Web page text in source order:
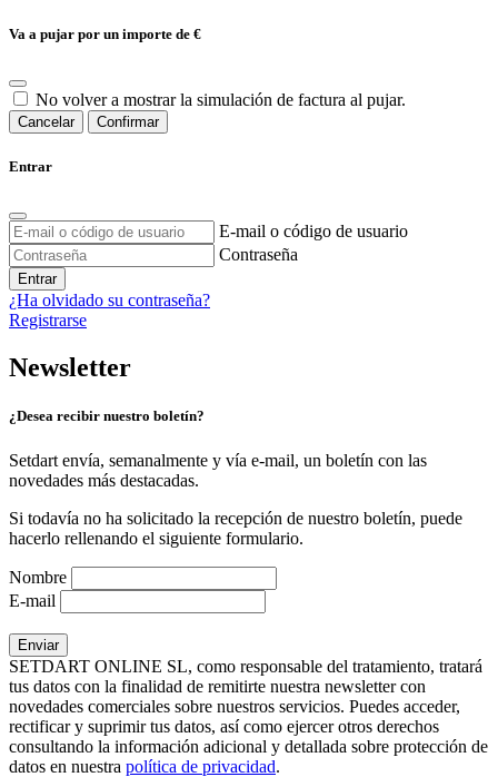
Va a pujar por un importe de €
No volver a mostrar la simulación de factura al pujar.
Cancelar Confirmar
Entrar
E-mail o código de usuario
Contraseña
Entrar
¿Ha olvidado su contraseña?
Registrarse
Newsletter
¿Desea recibir nuestro boletín?
Setdart envía, semanalmente y vía e-mail, un boletín con las
novedades más destacadas.
Si todavía no ha solicitado la recepción de nuestro boletín, puede
hacerlo rellenando el siguiente formulario.
Nombre
E-mail
SETDART ONLINE SL, como responsable del tratamiento, tratará
tus datos con la finalidad de remitirte nuestra newsletter con
novedades comerciales sobre nuestros servicios. Puedes acceder,
rectificar y suprimir tus datos, así como ejercer otros derechos
consultando la información adicional y detallada sobre protección de
datos en nuestra política de privacidad.